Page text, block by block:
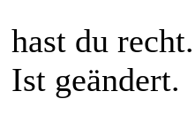
hast du recht.
Ist geändert.